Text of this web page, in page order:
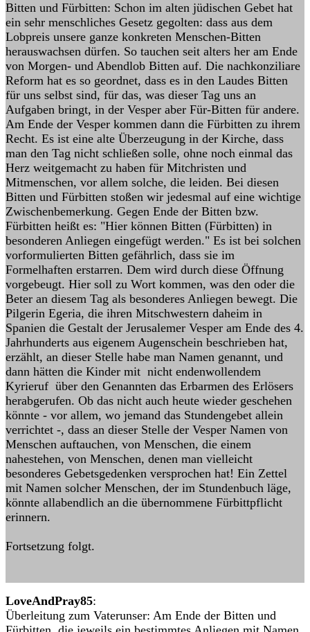
Bitten und Fürbitten: Schon im alten jüdischen Gebet hat
ein sehr menschliches Gesetz gegolten: dass aus dem
Lobpreis unsere ganze konkreten Menschen-Bitten
herauswachsen dürfen. So tauchen seit alters her am Ende
von Morgen- und Abendlob Bitten auf. Die nachkonziliare
Reform hat es so geordnet, dass es in den Laudes Bitten
für uns selbst sind, für das, was dieser Tag uns an
Aufgaben bringt, in der Vesper aber Für-Bitten für andere.
Am Ende der Vesper kommen dann die Fürbitten zu ihrem
Recht. Es ist eine alte Überzeugung in der Kirche, dass
man den Tag nicht schließen solle, ohne noch einmal das
Herz weitgemacht zu haben für Mitchristen und
Mitmenschen, vor allem solche, die leiden. Bei diesen
Bitten und Fürbitten stoßen wir jedesmal auf eine wichtige
Zwischenbemerkung. Gegen Ende der Bitten bzw.
Fürbitten heißt es: "Hier können Bitten (Fürbitten) in
besonderen Anliegen eingefügt werden." Es ist bei solchen
vorformulierten Bitten gefährlich, dass sie im
Formelhaften erstarren. Dem wird durch diese Öffnung
vorgebeugt. Hier soll zu Wort kommen, was den oder die
Beter an diesem Tag als besonderes Anliegen bewegt. Die
Pilgerin Egeria, die ihren Mitschwestern daheim in
Spanien die Gestalt der Jerusalemer Vesper am Ende des 4.
Jahrhunderts aus eigenem Augenschein beschrieben hat,
erzählt, an dieser Stelle habe man Namen genannt, und
dann hätten die Kinder mit nicht endenwollendem
Kyrieruf über den Genannten das Erbarmen des Erlösers
herabgerufen. Ob das nicht auch heute wieder geschehen
könnte - vor allem, wo jemand das Stundengebet allein
verrichtet -, dass an dieser Stelle der Vesper Namen von
Menschen auftauchen, von Menschen, die einem
nahestehen, von Menschen, denen man vielleicht
besonderes Gebetsgedenken versprochen hat! Ein Zettel
mit Namen solcher Menschen, der im Stundenbuch läge,
könnte allabendlich an die übernommene Fürbittpflicht
erinnern.
Fortsetzung folgt.
LoveAndPray85:
Überleitung zum Vaterunser: Am Ende der Bitten und